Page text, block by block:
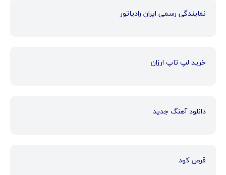
نمایندگی رسمی ایران رادیاتور
خرید لپ تاپ ارزان
دانلود آهنگ جدید
قرص کود